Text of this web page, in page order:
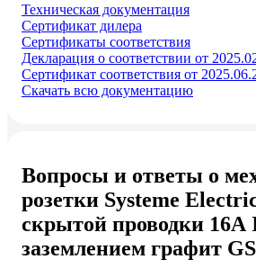
Техническая документация
Сертификат дилера
Сертификаты соответствия
Декларация о соответствии от
Сертификат соответствия от
Скачать всю документацию
Вопросы и ответы о
розетки Systeme
скрытой проводки 16А
заземлением графит